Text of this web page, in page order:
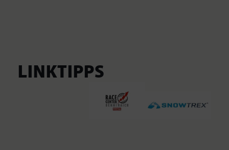
LINKTIPPS